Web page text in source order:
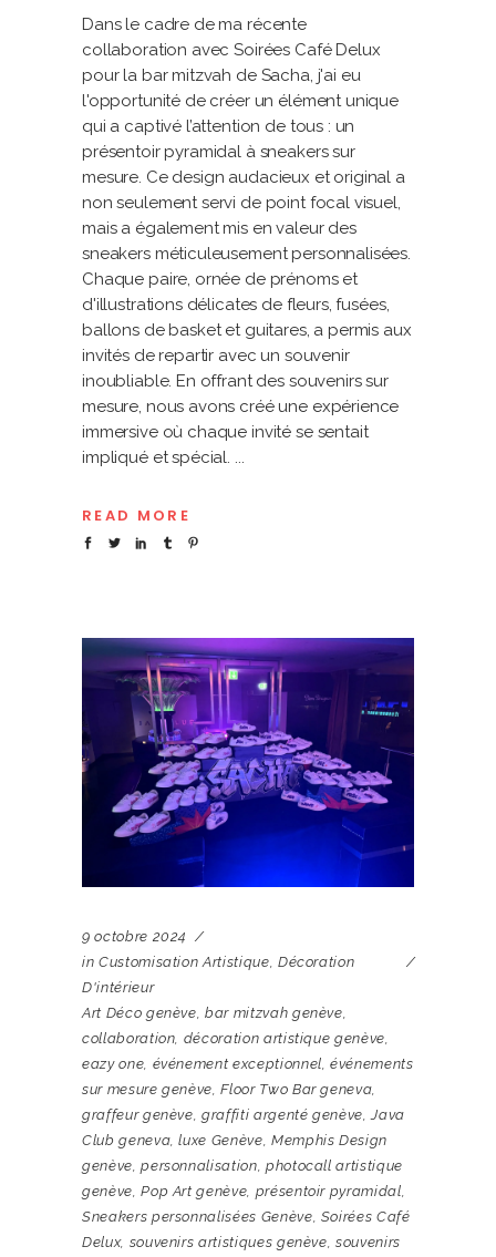
Dans le cadre de ma récente
collaboration avec Soirées Café Delux
pour la bar mitzvah de Sacha, j'ai eu
l'opportunité de créer un élément unique
qui a captivé l’attention de tous : un
présentoir pyramidal à sneakers sur
mesure. Ce design audacieux et original a
non seulement servi de point focal visuel,
mais a également mis en valeur des
sneakers méticuleusement personnalisées.
Chaque paire, ornée de prénoms et
d'illustrations délicates de fleurs, fusées,
ballons de basket et guitares, a permis aux
invités de repartir avec un souvenir
inoubliable. En offrant des souvenirs sur
mesure, nous avons créé une expérience
immersive où chaque invité se sentait
impliqué et spécial.
READ MORE
9 octobre 2024
in Customisation Artistique Décoration
D'intérieur
Art Déco genève ,bar mitzvah genève
collaboration décoration artistique genève
eazy one événement exceptionnel ,événements
sur mesure genève ,Floor Two Bar geneva
graffeur genève ,graffiti argenté genève
Java
Club geneva ,luxe Genève Memphis Design
genève ,personnalisation photocall artistique
genève ,Pop Art genève présentoir pyramidal
Sneakers personnalisées Genève Soirées Café
Delux, souvenirs artistiques genève ,souvenirs